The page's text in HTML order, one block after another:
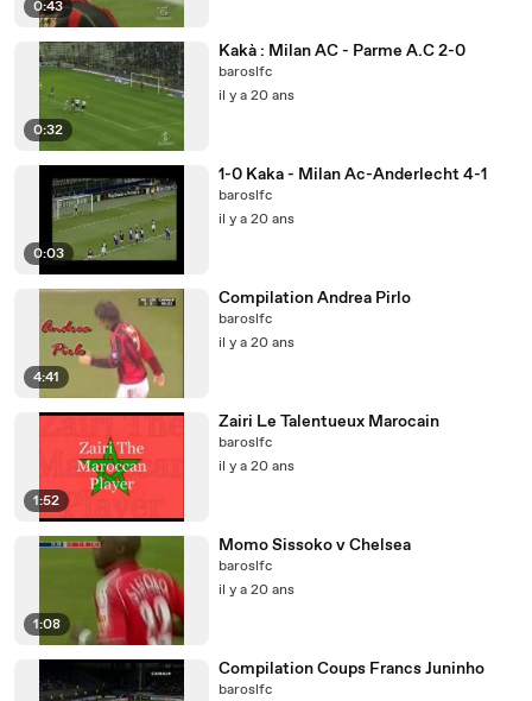
0:43
0:32
Kakà : Milan AC - Parme A.C 2-0
baroslfc
il y a 20 ans
0:03
1-0 Kaka - Milan Ac-Anderlecht 4-1
baroslfc
il y a 20 ans
4:41
Compilation Andrea Pirlo
baroslfc
il y a 20 ans
1:52
Zairi Le Talentueux Marocain
baroslfc
il y a 20 ans
1:08
Momo Sissoko v Chelsea
baroslfc
il y a 20 ans
Compilation Coups Francs Juninho
baroslfc